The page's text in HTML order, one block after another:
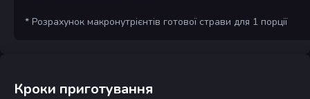
* Розрахунок макронутрієнтів готової страви для 1 порції
Кроки приготування